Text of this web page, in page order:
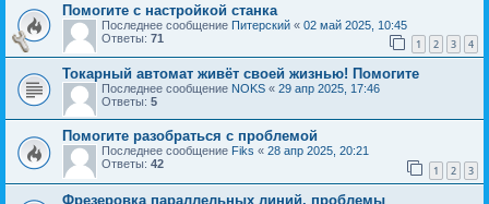
Помогите с настройкой станка
Последнее сообщение Питерский « 02 май 2025, 10:45
Ответы: 71 1 2 3 4
Токарный автомат живёт своей жизнью! Помогите
Последнее сообщение NOKS « 29 апр 2025, 17:46
Ответы: 5
Помогите разобраться с проблемой
Последнее сообщение Fiks « 28 апр 2025, 20:21
Ответы: 42 1 2 3
Фрезеровка параллельных линий, проблемы